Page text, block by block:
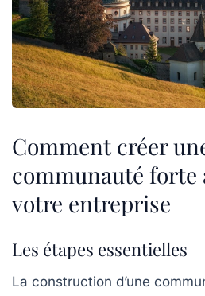
Comment créer
communauté forte
votre entreprise
Les étapes essentielles
La construction d’une